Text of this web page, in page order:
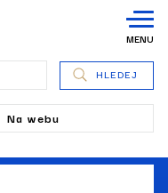
MENU
Na webu
HLEDEJ